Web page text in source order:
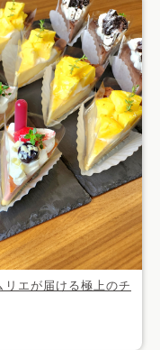
リエが届ける極上のチ